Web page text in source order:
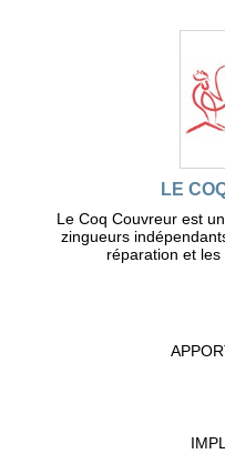
LE
Le Coq Couvreur est
zingueurs
réparation et